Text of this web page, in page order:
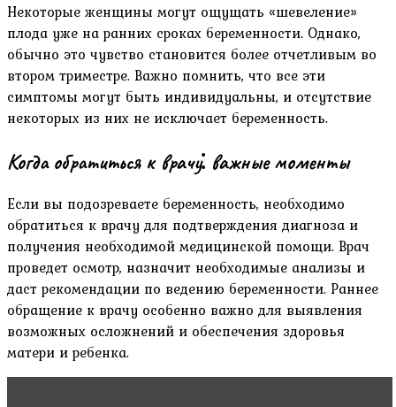
Некоторые женщины могут ощущать «шевеление»
плода уже на ранних сроках беременности. Однако‚
обычно это чувство становится более отчетливым во
втором триместре. Важно помнить‚ что все эти
симптомы могут быть индивидуальны‚ и отсутствие
некоторых из них не исключает беременность.
Когда обратиться к врачу⁚ важные моменты
Если вы подозреваете беременность‚ необходимо
обратиться к врачу для подтверждения диагноза и
получения необходимой медицинской помощи. Врач
проведет осмотр‚ назначит необходимые анализы и
даст рекомендации по ведению беременности. Раннее
обращение к врачу особенно важно для выявления
возможных осложнений и обеспечения здоровья
матери и ребенка.